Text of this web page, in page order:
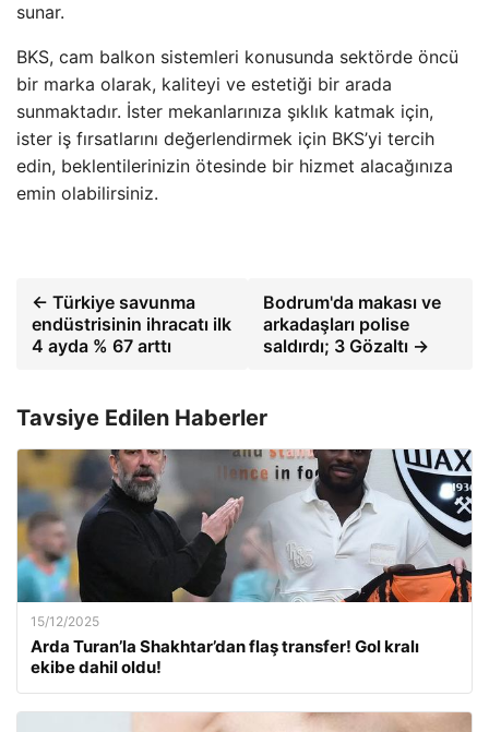
sunar.
BKS, cam balkon sistemleri konusunda sektörde öncü
bir marka olarak, kaliteyi ve estetiği bir arada
sunmaktadır. İster mekanlarınıza şıklık katmak için,
ister iş fırsatlarını değerlendirmek için BKS’yi tercih
edin, beklentilerinizin ötesinde bir hizmet alacağınıza
emin olabilirsiniz.
← Türkiye savunma
endüstrisinin ihracatı ilk
4 ayda % 67 arttı
Bodrum'da makası ve
arkadaşları polise
saldırdı; 3 Gözaltı →
Tavsiye Edilen Haberler
15/12/2025
Arda Turan’la Shakhtar’dan flaş transfer! Gol kralı
ekibe dahil oldu!